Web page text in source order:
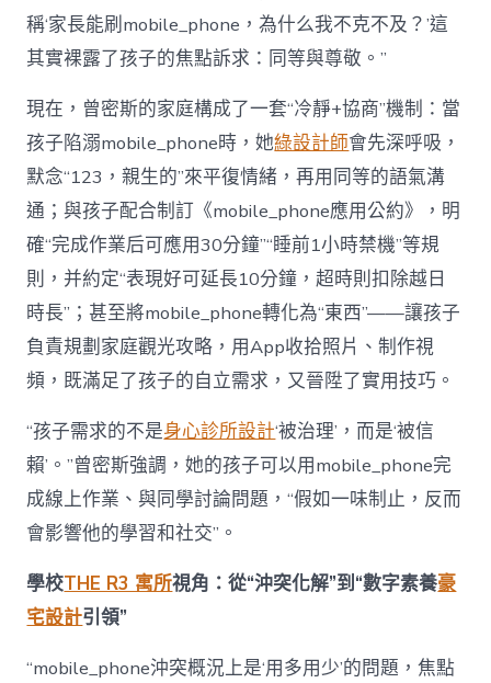
稱‘家長能刷mobile_phone，為什么我不克不及？’這
其實裸露了孩子的焦點訴求：同等與尊敬。”
現在，曾密斯的家庭構成了一套“冷靜+協商”機制：當
孩子陷溺mobile_phone時，她綠設計師會先深呼吸，
默念“123，親生的”來平復情緒，再用同等的語氣溝
通；與孩子配合制訂《mobile_phone應用公約》，明
確“完成作業后可應用30分鐘”“睡前1小時禁機”等規
則，并約定“表現好可延長10分鐘，超時則扣除越日
時長”；甚至將mobile_phone轉化為“東西”——讓孩子
負責規劃家庭觀光攻略，用App收拾照片、制作視
頻，既滿足了孩子的自立需求，又晉陞了實用技巧。
“孩子需求的不是身心診所設計‘被治理’，而是‘被信
賴’。”曾密斯強調，她的孩子可以用mobile_phone完
成線上作業、與同學討論問題，“假如一味制止，反而
會影響他的學習和社交”。
學校THE R3 寓所視角：從“沖突化解”到“數字素養豪
宅設計引領”
“mobile_phone沖突概況上是‘用多用少’的問題，焦點